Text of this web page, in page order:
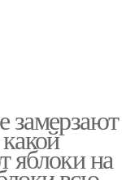
замерзают
яблоки на